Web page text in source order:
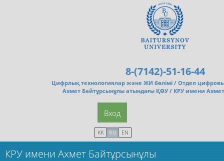
8-(7142)-51-16-44
Цифрлық технологиялар және ЖИ бөлімі / Отдел
Ахмет Байтұрсынұлы атындағы ҚӨУ / КРУ имени
Вход
KK RU EN
КРУ имени Ахмет Байтұрсынұлы